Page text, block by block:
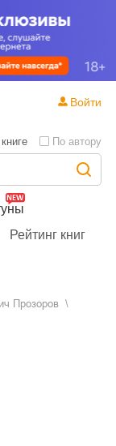
Рейтинг книг
По автору
Войти
Прозоров